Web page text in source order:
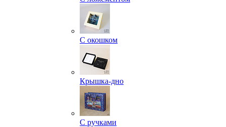
С окошком
Крышка-дно
С ручками